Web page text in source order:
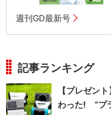
週刊GD最新号
記事ランキング
【プレゼン
わった! “プ